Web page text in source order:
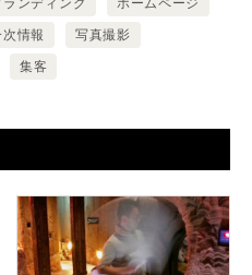
ランディング ホームページ
次情報 写真撮影
集客